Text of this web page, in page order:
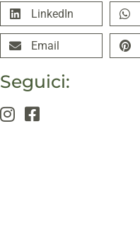
LinkedIn
Email
Seguici: